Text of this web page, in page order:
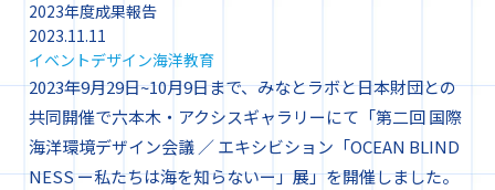
2023年度成果報告
2023.11.11
イベントデザイン海洋教育
2023年9月29日~10月9日まで、みなとラボと日本財団との
共同開催で六本木・アクシスギャラリーにて「第二回 国際
海洋環境デザイン会議 ／ エキシビション「OCEAN BLIND
NESS ー私たちは海を知らないー」展」を開催しました。